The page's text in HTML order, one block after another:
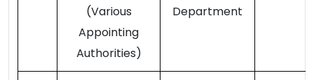
(Various
Appointing
Authorities)
Department